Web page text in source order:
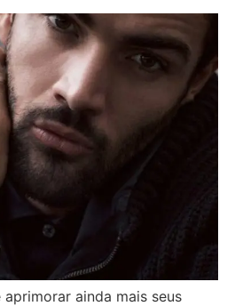
ainda mais seus